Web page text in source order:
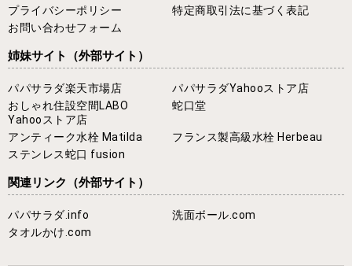
プライバシーポリシー
特定商取引法に基づく表記
お問い合わせフォーム
姉妹サイト （外部サイト）
パパサラダ楽天市場店
パパサラダYahooストア店
おしゃれ住設空間LABO
Yahooストア店
蛇口堂
アンティーク水栓 Matilda
フランス製高級水栓 Herbeau
ステンレス蛇口 fusion
関連リンク （外部サイト）
パパサラダ.info
洗面ボール.com
タオルかけ.com